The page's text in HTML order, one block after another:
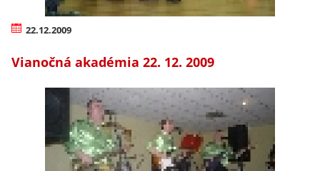
22.12.2009
Vianočná akadémia 22. 12. 2009